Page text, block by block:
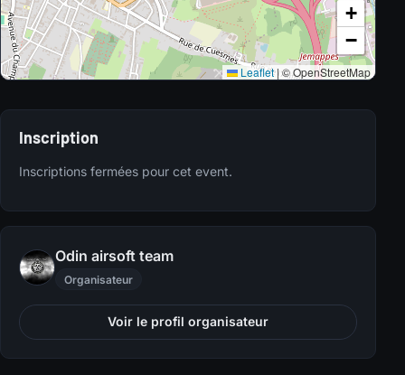
+
−
Leaflet |© OpenStreetMap
Inscription
Inscriptions fermées pour cet event.
Odin airsoft team
Organisateur
Voir le profil organisateur